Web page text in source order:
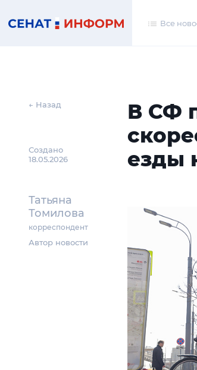
Все
← Назад
Создано
18.05.2026
Татьяна
Томилова
корреспондент
Автор новости
В СФ
езды